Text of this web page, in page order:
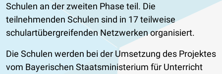
Schulen an der zweiten Phase teil. Die
teilnehmenden Schulen sind in 17 teilweise
schulartübergreifenden Netzwerken organisiert.
Die Schulen werden bei der Umsetzung des Projektes
vom Bayerischen Staatsministerium für Unterricht